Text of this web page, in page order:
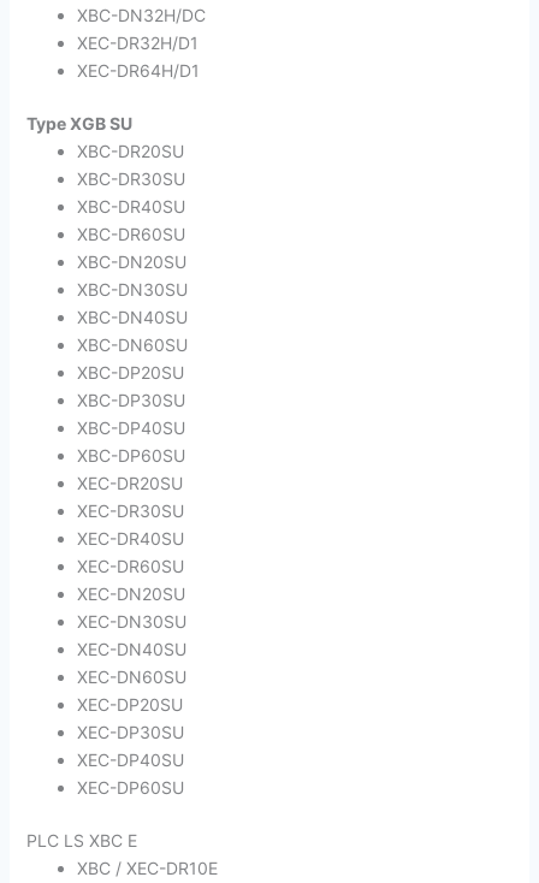
XBC-DN32H/DC
XEC-DR32H/D1
XEC-DR64H/D1
Type XGB SU
XBC-DR20SU
XBC-DR30SU
XBC-DR40SU
XBC-DR60SU
XBC-DN20SU
XBC-DN30SU
XBC-DN40SU
XBC-DN60SU
XBC-DP20SU
XBC-DP30SU
XBC-DP40SU
XBC-DP60SU
XEC-DR20SU
XEC-DR30SU
XEC-DR40SU
XEC-DR60SU
XEC-DN20SU
XEC-DN30SU
XEC-DN40SU
XEC-DN60SU
XEC-DP20SU
XEC-DP30SU
XEC-DP40SU
XEC-DP60SU
PLC LS XBC E
XBC / XEC-DR10E